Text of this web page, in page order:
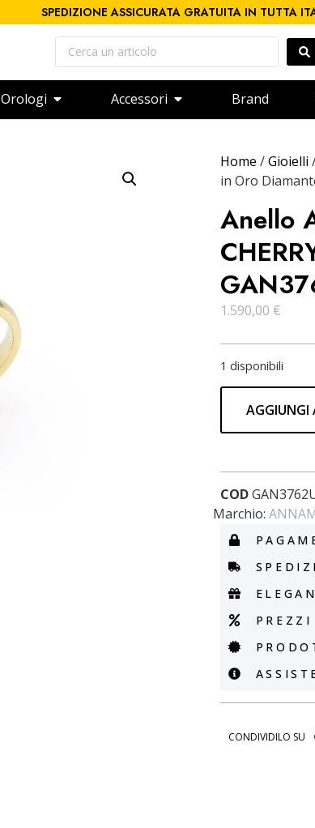
SPEDIZIONE ASSICURATA GRATUITA IN TUTTA
Orologi Accessori Brand
Home /Gioielli
in Oro
Anello
1.590,00 €
1 disponibili
AGGIUNGI
COD
Marchio:
CONDIVIDILO SU